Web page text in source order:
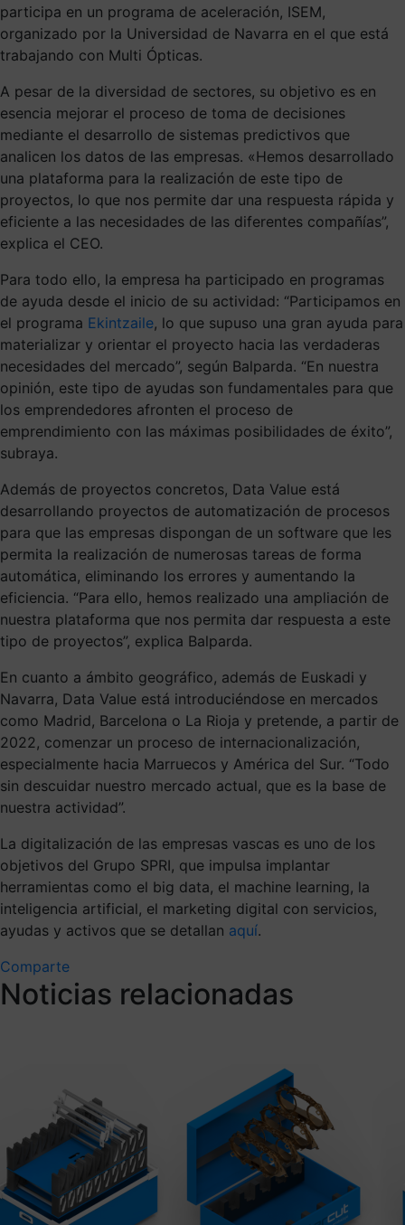
participa en un programa de aceleración, ISEM,
organizado por la Universidad de Navarra en el que está
trabajando con Multi Ópticas.
A pesar de la diversidad de sectores, su objetivo es en
esencia mejorar el proceso de toma de decisiones
mediante el desarrollo de sistemas predictivos que
analicen los datos de las empresas. «Hemos desarrollado
una plataforma para la realización de este tipo de
proyectos, lo que nos permite dar una respuesta rápida y
eficiente a las necesidades de las diferentes compañías”,
explica el CEO.
Para todo ello, la empresa ha participado en programas
de ayuda desde el inicio de su actividad: “Participamos en
el programa Ekintzaile, lo que supuso una gran ayuda para
materializar y orientar el proyecto hacia las verdaderas
necesidades del mercado”, según Balparda. “En nuestra
opinión, este tipo de ayudas son fundamentales para que
los emprendedores afronten el proceso de
emprendimiento con las máximas posibilidades de éxito”,
subraya.
Además de proyectos concretos, Data Value está
desarrollando proyectos de automatización de procesos
para que las empresas dispongan de un software que les
permita la realización de numerosas tareas de forma
automática, eliminando los errores y aumentando la
eficiencia. “Para ello, hemos realizado una ampliación de
nuestra plataforma que nos permita dar respuesta a este
tipo de proyectos”, explica Balparda.
En cuanto a ámbito geográfico, además de Euskadi y
Navarra, Data Value está introduciéndose en mercados
como Madrid, Barcelona o La Rioja y pretende, a partir de
2022, comenzar un proceso de internacionalización,
especialmente hacia Marruecos y América del Sur. “Todo
sin descuidar nuestro mercado actual, que es la base de
nuestra actividad”.
La digitalización de las empresas vascas es uno de los
objetivos del Grupo SPRI, que impulsa implantar
herramientas como el big data, el machine learning, la
inteligencia artificial, el marketing digital con servicios,
ayudas y activos que se detallan aquí.
Comparte
Noticias relacionadas